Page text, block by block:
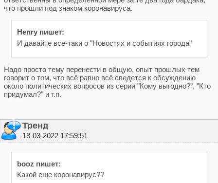
что прошли под знаком коронавируса.
Henry пишет:
И давайте все-таки о "Новостях и событиях города"
Надо просто тему перенести в общую, опыт прошлых тем
говорит о том, что всё равно всё сведется к обсуждению
около политических вопросов из серии "Кому выгодно?", "Кто
придумал?" и т.п.
Тренд
18-03-2022 17:59:51
booz пишет:
Какой еще коронавирус??